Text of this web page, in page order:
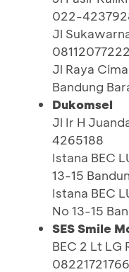
022-
Jl
08112077222
Jl Raya
Bandung
Dukomsel
Jl Ir H
4265188
Istana BEC
13-15
Istana BEC
No 13-15
SES Smile
BEC 2 Lt
08221721766